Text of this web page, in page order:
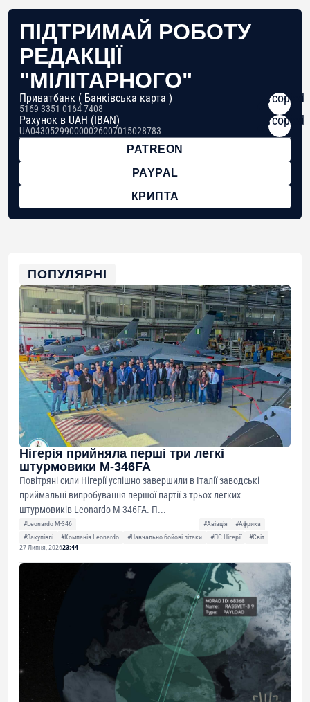
ПІДТРИМАЙ РОБОТУ
РЕДАКЦІЇ
"МІЛІТАРНОГО"
Приватбанк ( Банківська карта )
5169 3351 0164 7408
copied
Рахунок в UAH (IBAN)
UA043052990000026007015028783
copied
PATREON
PAYPAL
КРИПТА
copied
0xfD02863D3289416fcF50975c9DFda13623f97758
ПОПУЛЯРНІ
Нігерія прийняла перші три легкі
штурмовики M-346FA
Повітряні сили Нігерії успішно завершили в Італії заводські
приймальні випробування першої партії з трьох легких
штурмовиків Leonardo M-346FA. П...
#Leonardo M-346 #Авіація
#Африка
#Закупівлі
#Компанія Leonardo #Навчально-бойові літаки #ПС Нігерії
#Світ
27 Липня, 202623:44